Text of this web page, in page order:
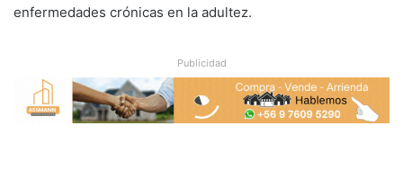
enfermedades crónicas en la adultez.
Publicidad